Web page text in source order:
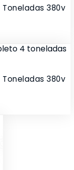
380v
380v